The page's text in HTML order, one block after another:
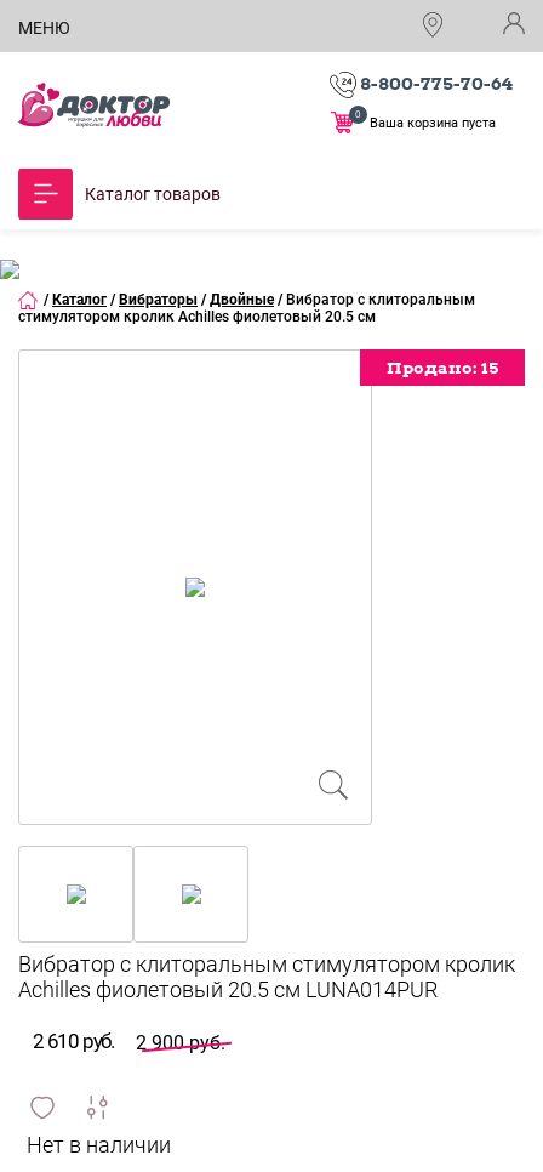
МЕНЮ
8-800-775-70-64
Ваша корзина пуста
0
Каталог товаров
/ Каталог / Вибраторы / Двойные / Вибратор с клиторальным
стимулятором кролик Achilles фиолетовый 20.5 см
Продано: 15
Продано: 15
2 610 руб. 2 900 руб.
и
сравнить
ИЗБРАННОЕ